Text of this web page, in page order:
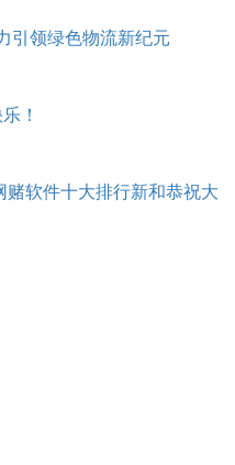
引领绿色物流新纪元
！
赌软件十大排行新和恭祝大